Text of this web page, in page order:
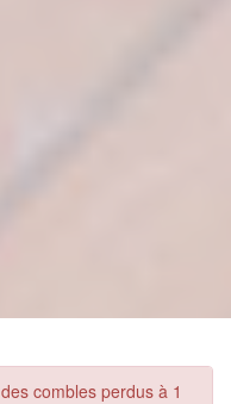
combles perdus à 1